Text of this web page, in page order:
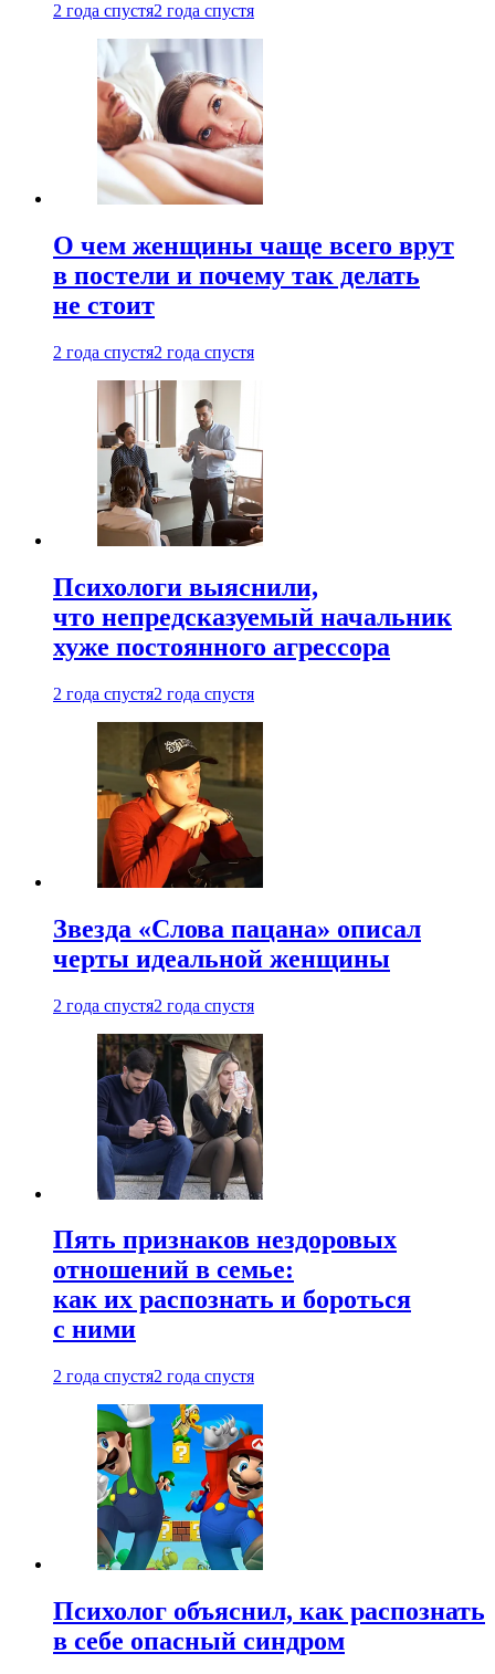
2 года спустя2 года спустя
О чем женщины чаще всего врут
в постели и почему так делать
не стоит
2 года спустя2 года спустя
Психологи выяснили,
что непредсказуемый начальник
хуже постоянного агрессора
2 года спустя2 года спустя
Звезда «Слова пацана» описал
черты идеальной женщины
2 года спустя2 года спустя
Пять признаков нездоровых
отношений в семье:
как их распознать и бороться
с ними
2 года спустя2 года спустя
Психолог объяснил, как распознать
в себе опасный синдром